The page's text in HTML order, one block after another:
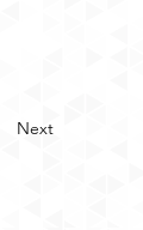
Next